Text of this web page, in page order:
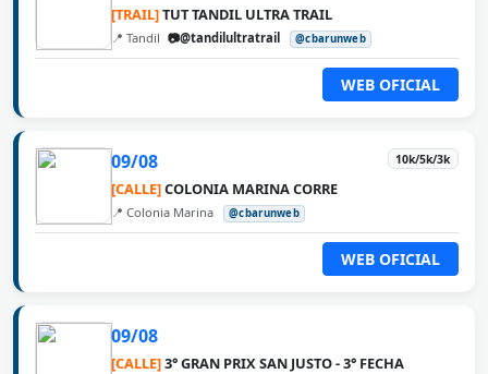
[TRAIL]TUT TANDIL ULTRA TRAIL
📍 Tandil 📷@tandilultratrail @cbarunweb
WEB OFICIAL
09/08 10k/5k/3k
[CALLE]COLONIA MARINA CORRE
📍 Colonia Marina @cbarunweb
WEB OFICIAL
09/08
[CALLE]3° GRAN PRIX SAN JUSTO - 3° FECHA